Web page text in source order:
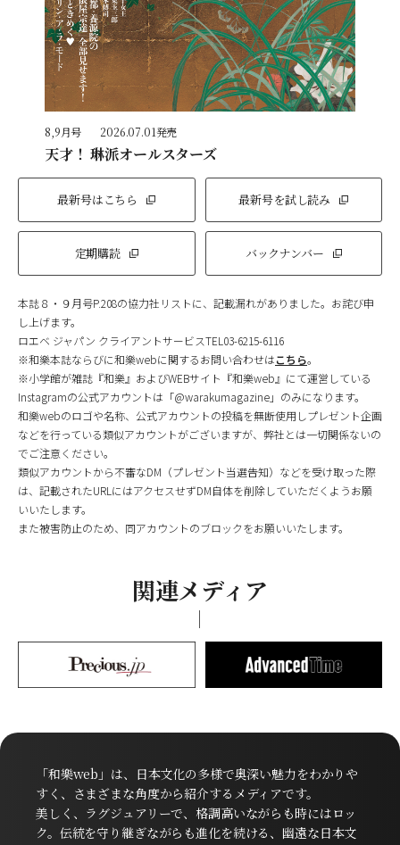
8,9月号 2026.07.01発売
天才！ 琳派オールスターズ
最新号はこちら 最新号を試し読み
定期購読 バックナンバー
本誌８・９月号P.208の協力社リストに、記載漏れがありました。お詫び申
し上げます。
ロエベ ジャパン クライアントサービスTEL03-6215-6116
※和樂本誌ならびに和樂webに関するお問い合わせはこちら。
※小学館が雑誌『和樂』およびWEBサイト『和樂web』にて運営している
Instagramの公式アカウントは「@warakumagazine」のみになります。
和樂webのロゴや名称、公式アカウントの投稿を無断使用しプレゼント企画
などを行っている類似アカウントがございますが、弊社とは一切関係ないの
でご注意ください。
類似アカウントから不審なDM（プレゼント当選告知）などを受け取った際
は、記載されたURLにはアクセスせずDM自体を削除していただくようお願
いいたします。
また被害防止のため、同アカウントのブロックをお願いいたします。
関連メディア
「和樂web」は、日本文化の多様で奥深い魅力をわかりや
すく、さまざまな角度から紹介するメディアです。
美しく、ラグジュアリーで、格調高いながらも時にはロッ
ク。伝統を守り継ぎながらも進化を続ける、幽遠な日本文